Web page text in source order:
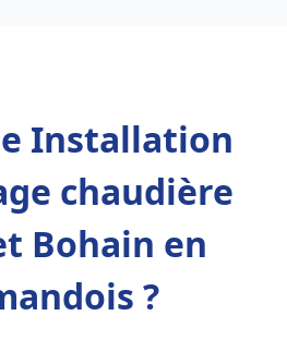
Installation
chaudière
Bohain en
?